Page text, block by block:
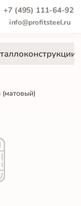
+7 (495) 111-64-92
info@profitsteel.ru